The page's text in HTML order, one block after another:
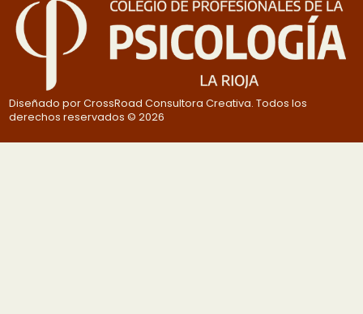
Diseñado por CrossRoad Consultora Creativa. Todos los
derechos reservados © 2026